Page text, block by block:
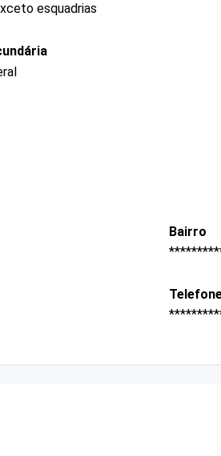
esquadrias
Bairro